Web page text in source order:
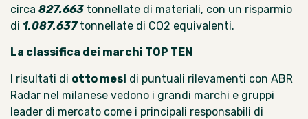
circa 827.663 tonnellate di materiali, con un risparmio
di 1.087.637tonnellate di CO2 equivalenti.
La classifica dei marchi TOP TEN
I risultati di otto mesi di puntuali rilevamenti con ABR
Radar nel milanese vedono i grandi marchi e gruppi
leader di mercato come i principali responsabili di